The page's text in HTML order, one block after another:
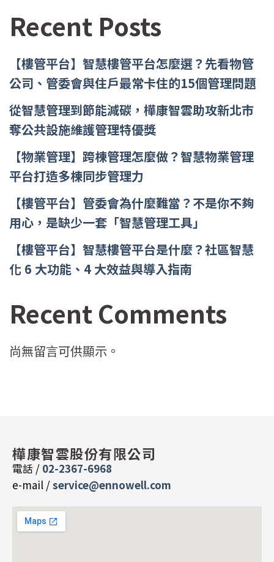
Recent Posts
【樓管平台】智慧樓管平台怎麼選？先看物管
公司、管委會與住戶最常卡住的15個管理問題
從智慧管理到節能減碳，樺康智雲助攻新北市
奪公共設施維護管理特優獎
【物業管理】跨棟管理怎麼做？智慧物業管理
平台打造多棟同步管理力
【樓管平台】管委會為什麼難當？不是你不夠
用心，是缺少一套「智慧管理工具」
【樓管平台】智慧樓管平台是什麼？社區智慧
化 6 大功能、4 大效益與導入指南
Recent Comments
尚無留言可供顯示。
樺康智雲股份有限公司
電話 / 02-2367-6968
e-mail /service@ennowell.com